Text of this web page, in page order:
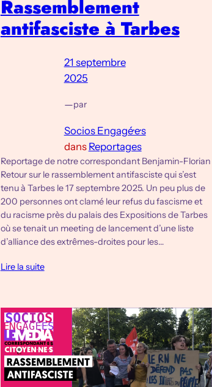
Rassemblement
antifasciste à Tarbes
21 septembre
2025
—par
Socios Engagé·e·s
dans Reportages
Reportage de notre correspondant Benjamin-Florian
Retour sur le rassemblement antifasciste qui s’est
tenu à Tarbes le 17 septembre 2025. Un peu plus de
200 personnes ont clamé leur refus du fascisme et
du racisme près du palais des Expositions de Tarbes
où se tenait un meeting de lancement d’une liste
d’alliance des extrêmes-droites pour les…
Lire la suite